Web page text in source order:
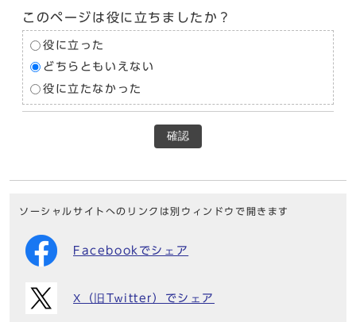
このページは役に立ちましたか？
役に立った
どちらともいえない
役に立たなかった
確認
ソーシャルサイトへのリンクは別ウィンドウで開きます
Facebookでシェア
X（旧Twitter）でシェア